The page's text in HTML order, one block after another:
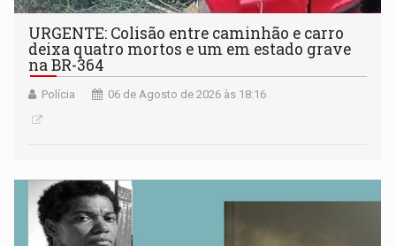
URGENTE: Colisão entre caminhão e carro
deixa quatro mortos e um em estado grave
na BR-364
Polícia 06 de Agosto de 2026 às 18:16